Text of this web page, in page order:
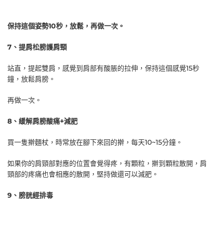
保持這個姿勢10秒，放鬆，再做一次。
7、提肩松膀護肩頸
站直，提起雙肩，感覺到肩部有酸脹的拉伸，保持這個感覺15秒
鐘，放鬆肩膀。
再做一次。
8、緩解肩膀酸痛+減肥
買一隻擀麵杖，時常放在腳下來回的擀，每天10~15分鐘。
如果你的肩頸部對應的位置會覺得疼，有顆粒，擀到顆粒散開，肩
頸部的疼痛也會相應的散開，堅持做還可以減肥。
9、膀胱經排毒